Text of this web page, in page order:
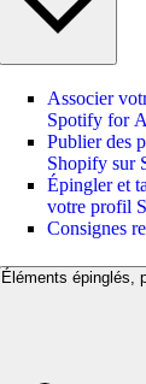
Associer
Spotify for
Publier des
Shopify sur
Épingler et
votre profil
Consignes
Éléments épinglés,